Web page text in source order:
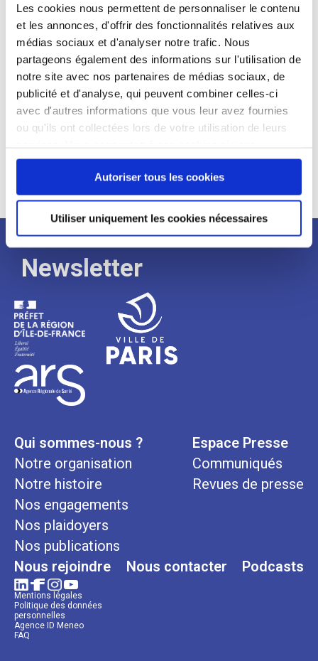
Les cookies nous permettent de personnaliser le contenu
et les annonces, d'offrir des fonctionnalités relatives aux
médias sociaux et d'analyser notre trafic. Nous
partageons également des informations sur l'utilisation de
notre site avec nos partenaires de médias sociaux, de
publicité et d'analyse, qui peuvent combiner celles-ci
avec d'autres informations que vous leur avez fournies
ou qu'ils ont collectées lors de votre utilisation de leurs
continuez à utiliser notre site Web.
Autoriser tous les cookies
Utiliser uniquement les cookies nécessaires
Profil recherché :
Expérience :
Processus
de
recrutement
Newsletter
Qui sommes-nous ?
Notre organisation
Notre histoire
Nos engagements
Nos plaidoyers
Nos publications
Espace Presse
Communiqués
Revues de presse
Nous rejoindre Nous contacter Podcasts
Mentions légales
Politique des données
personnelles
Agence ID Meneo
FAQ